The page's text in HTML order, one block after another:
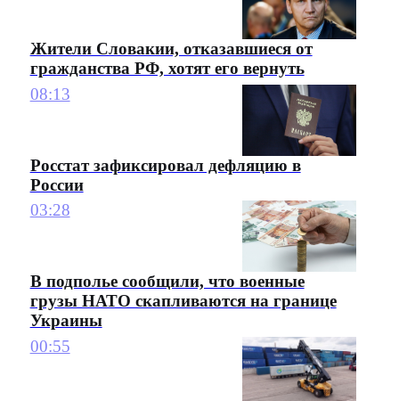
Жители Словакии, отказавшиеся от
гражданства РФ, хотят его вернуть
08:13
Росстат зафиксировал дефляцию в
России
03:28
В подполье сообщили, что военные
грузы НАТО скапливаются на границе
Украины
00:55